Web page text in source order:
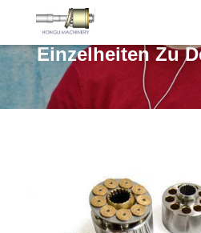
Einzelheiten Zu